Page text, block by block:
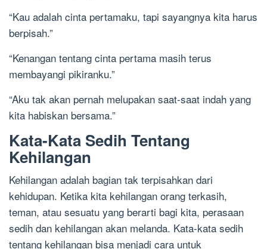
“Kau adalah cinta pertamaku, tapi sayangnya kita harus
berpisah.”
“Kenangan tentang cinta pertama masih terus
membayangi pikiranku.”
“Aku tak akan pernah melupakan saat-saat indah yang
kita habiskan bersama.”
Kata-Kata Sedih Tentang
Kehilangan
Kehilangan adalah bagian tak terpisahkan dari
kehidupan. Ketika kita kehilangan orang terkasih,
teman, atau sesuatu yang berarti bagi kita, perasaan
sedih dan kehilangan akan melanda. Kata-kata sedih
tentang kehilangan bisa menjadi cara untuk